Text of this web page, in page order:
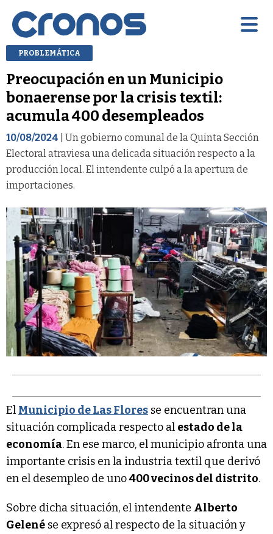
PROBLEMÁTICA
Preocupación en un Municipio
bonaerense por la crisis textil:
acumula 400 desempleados
10/08/2024 | Un gobierno comunal de la Quinta Sección
Electoral atraviesa una delicada situación respecto a la
producción local. El intendente culpó a la apertura de
importaciones.
El Municipio de Las Flores se encuentran una
situación complicada respecto al estado de la
economía. En ese marco, el municipio afronta una
importante crisis en la industria textil que derivó
en el desempleo de uno400 vecinos del distrito.
Sobre dicha situación, el intendente Alberto
Gelené se expresó al respecto de la situación y